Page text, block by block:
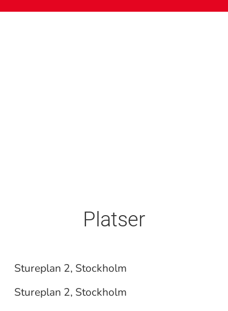
Platser
Stureplan 2, Stockholm
Stureplan 2, Stockholm